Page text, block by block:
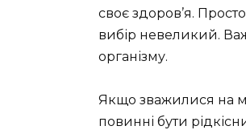
своє здоров’я.
вибір невеликий.
організму.
Якщо зважилися на
повинні бути